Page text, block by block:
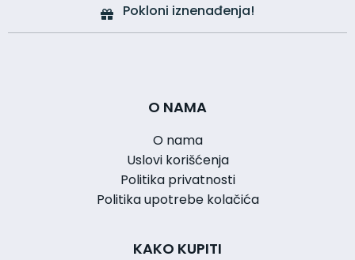
Pokloni iznenađenja!
O NAMA
O nama
Uslovi korišćenja
Politika privatnosti
Politika upotrebe kolačića
KAKO KUPITI